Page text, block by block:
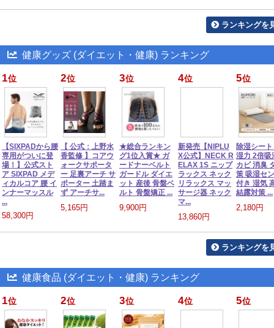
ランキングを
健康グッズ (ダイエット・健康) ランキング
1位
【SIXPADから腰
専用がついに登
場！】公式スト
ア SIXPAD メデ
ィカルコア 腰 イ
ンナーマッスル
...
58,300円
2位
【 公式：上野水
香監修 】コアウ
ォークサポータ
ー 足裏アーチ サ
ポーター 土踏ま
ず アーチサ...
5,165円
3位
★総合ランキン
グ1位入賞★ ガ
ードナーベルト
ガードル ダイエ
ット 産後 骨盤ベ
ルト 骨盤矯正 ...
9,900円
4位
新発売【NIPLU
X公式】NECK R
ELAX 1S ニップ
ラックス ネック
リラックス マッ
サージ器 ネック
マ...
13,860円
5位
除湿シー
湿力 2倍吸
カビ 消臭
策 吸湿セ
付き 湿気
結露対策 ...
2,180円
ランキングを
健康食品 (ダイエット・健康) ランキング
1位 2位 3位 4位 5位